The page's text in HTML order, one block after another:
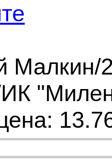
Малкин/
ИК